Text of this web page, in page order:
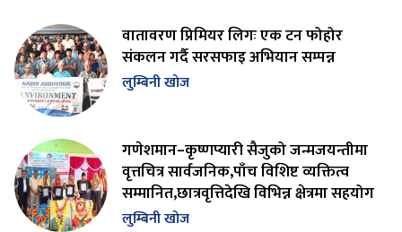
वातावरण प्रिमियर लिगः एक टन फोहोर
संकलन गर्दै सरसफाइ अभियान सम्पन्न
लुम्बिनी खोज
गणेशमान–कृष्णप्यारी सैजुको जन्मजयन्तीमा
वृत्तचित्र सार्वजनिक,पाँच विशिष्ट व्यक्तित्व
सम्मानित,छात्रवृत्तिदेखि विभिन्न क्षेत्रमा सहयोग
लुम्बिनी खोज